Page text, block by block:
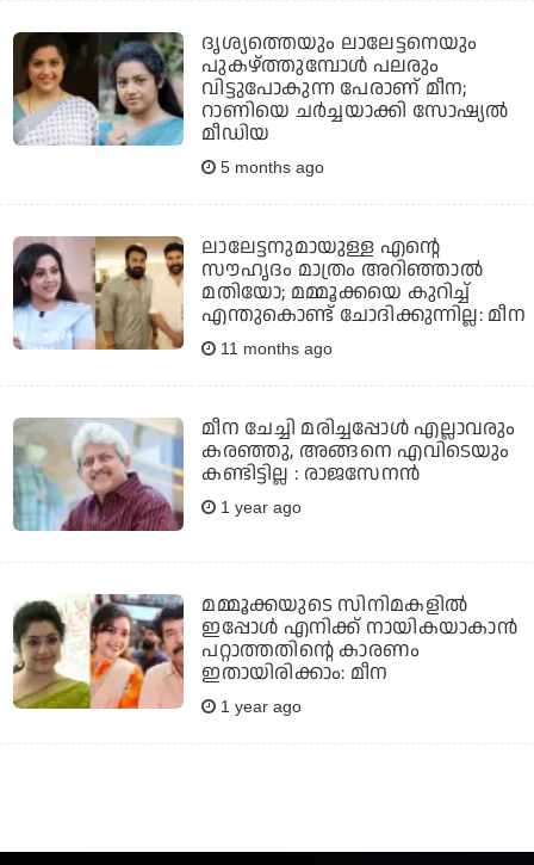
ദൃശ്യത്തെയും ലാലേട്ടനെയും
പുകഴ്ത്തുമ്പോൾ പലരും
വിട്ടുപോകുന്ന പേരാണ് മീന;
റാണിയെ ചർച്ചയാക്കി സോഷ്യൽ
മീഡിയ
5 months ago
ലാലേട്ടനുമായുള്ള എന്റെ
സൗഹൃദം മാത്രം അറിഞ്ഞാല്‍
മതിയോ; മമ്മൂക്കയെ കുറിച്ച്
എന്തുകൊണ്ട് ചോദിക്കുന്നില്ല: മീന
11 months ago
മീന ചേച്ചി മരിച്ചപ്പോൾ എല്ലാവരും
കരഞ്ഞു, അങ്ങനെ എവിടെയും
കണ്ടിട്ടില്ല : രാജസേനൻ
1 year ago
മമ്മൂക്കയുടെ സിനിമകളില്‍
ഇപ്പോള്‍ എനിക്ക് നായികയാകാന്‍
പറ്റാത്തതിന്റെ കാരണം
ഇതായിരിക്കാം: മീന
1 year ago